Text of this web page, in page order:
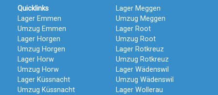
Quicklinks
Lager Emmen
Umzug Emmen
Lager Horgen
Umzug Horgen
Lager Horw
Umzug Horw
Lager Küssnacht
Umzug Küssnacht
Lager Meggen
Umzug Meggen
Lager Root
Umzug Root
Lager Rotkreuz
Umzug Rotkreuz
Lager Wädenswil
Umzug Wädenswil
Lager Wollerau